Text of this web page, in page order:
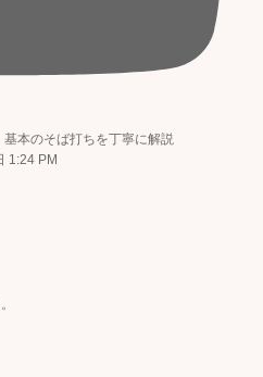
本のそば打ちを丁寧に解説
1:24 PM